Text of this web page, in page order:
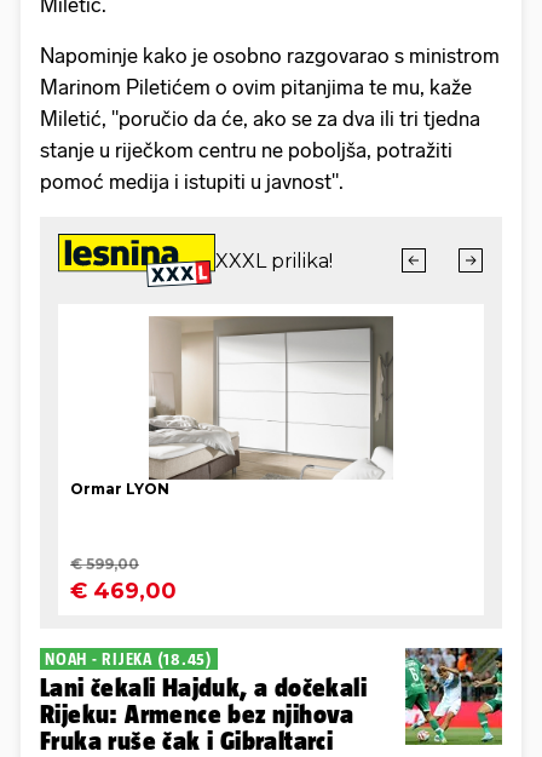
Miletić.
Napominje kako je osobno razgovarao s ministrom
Marinom Piletićem o ovim pitanjima te mu, kaže
Miletić, "poručio da će, ako se za dva ili tri tjedna
stanje u riječkom centru ne poboljša, potražiti
pomoć medija i istupiti u javnost".
NOAH - RIJEKA (18.45)
Lani čekali Hajduk, a dočekali
Rijeku: Armence bez njihova
Fruka ruše čak i Gibraltarci